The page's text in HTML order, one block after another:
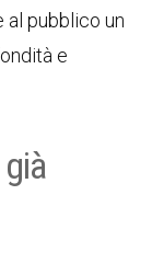
al pubblico un
e